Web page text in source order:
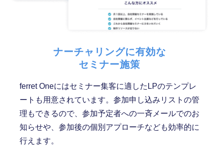
ナーチャリングに有効な
セミナー施策
ferret Oneにはセミナー集客に適したLPのテンプレ
ートも用意されています。参加申し込みリストの管
理もできるので、参加予定者への一斉メールでのお
知らせや、参加後の個別アプローチなども効率的に
行えます。